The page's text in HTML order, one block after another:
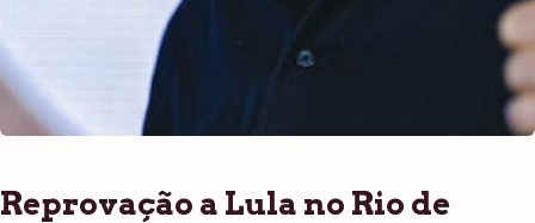
Reprovação a Lula no Rio de